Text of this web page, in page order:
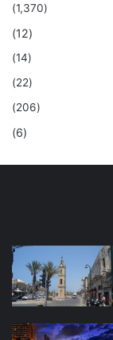
(1,370)
(12)
(14)
(22)
(206)
(6)